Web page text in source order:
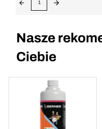
1
Nasze
Ciebie